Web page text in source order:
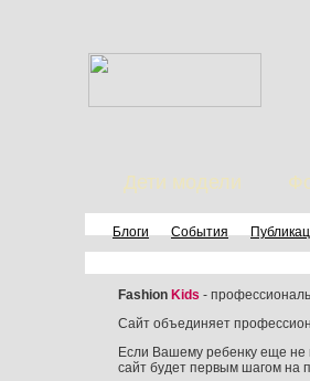
Дети модели
Блоги События
Fashion Kids -
Сайт объединяет
Если Вашему ребенку еще не
сайт будет первым шагом на